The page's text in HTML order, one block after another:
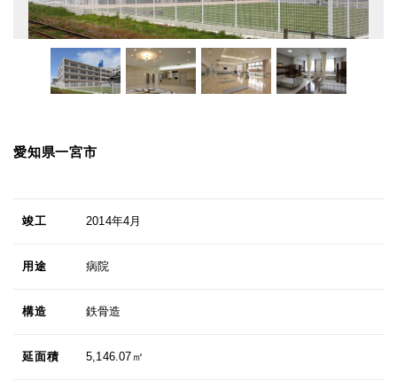
愛知県一宮市
竣工 2014年4月
用途 病院
構造 鉄骨造
延面積 5,146.07㎡